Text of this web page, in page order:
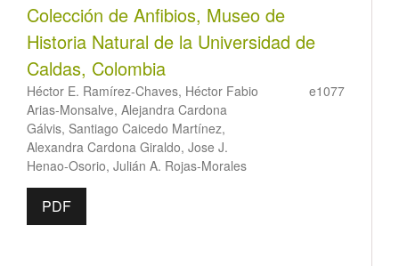
Colección de Anfibios, Museo de
Historia Natural de la Universidad de
Caldas, Colombia
Héctor E. Ramírez-Chaves, Héctor Fabio
Arias-Monsalve, Alejandra Cardona
Gálvis, Santiago Caicedo Martínez,
Alexandra Cardona Giraldo, Jose J.
Henao-Osorio, Julián A. Rojas-Morales
e1077
PDF